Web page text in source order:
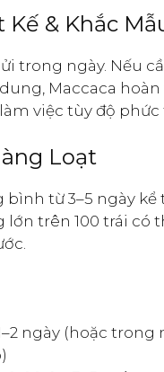
Kế & Khắc
trong ngày. Nếu
Maccaca
việc tùy độ phức
Loạt
bình từ 3–5 ngày kể
lớn trên 100 trái có
ngày (hoặc trong